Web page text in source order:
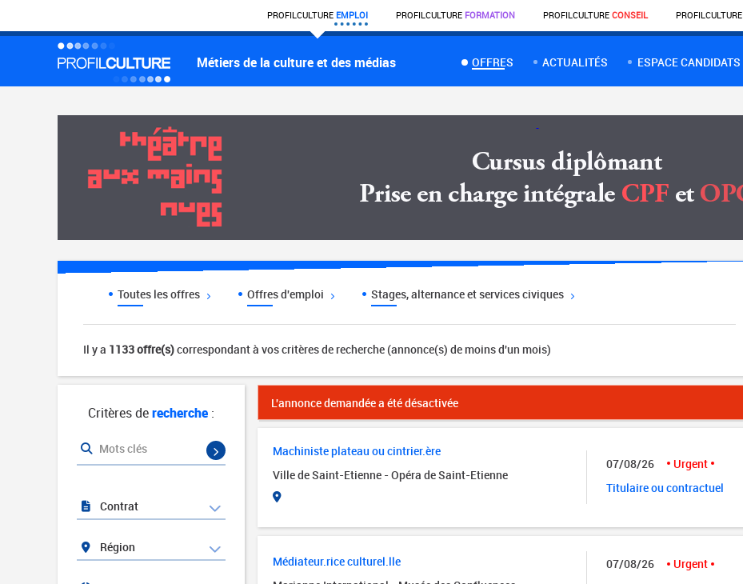
PROFILCULTURE EMPLOI PROFILCULTURE FORMATION PROFILCULTURE CONSEIL PROFILCULTURE
Métiers de la culture et des médias OFFRES ACTUALITÉS ESPACE CANDIDATS
Toutes les offres Offres d'emploi Stages, alternance et services civiques
Il y a 1133 offre(s)correspondant à vos critères de recherche (annonce(s) de moins d'un mois)
L'annonce demandée a été désactivée
Machiniste plateau ou cintrier.ère
Ville de Saint-Etienne - Opéra de Saint-Etienne
07/08/26
Urgent
Titulaire ou contractuel
Médiateur.rice culturel.lle
07/08/26
Urgent
Critères derecherche:
Mots clés
Contrat
Région